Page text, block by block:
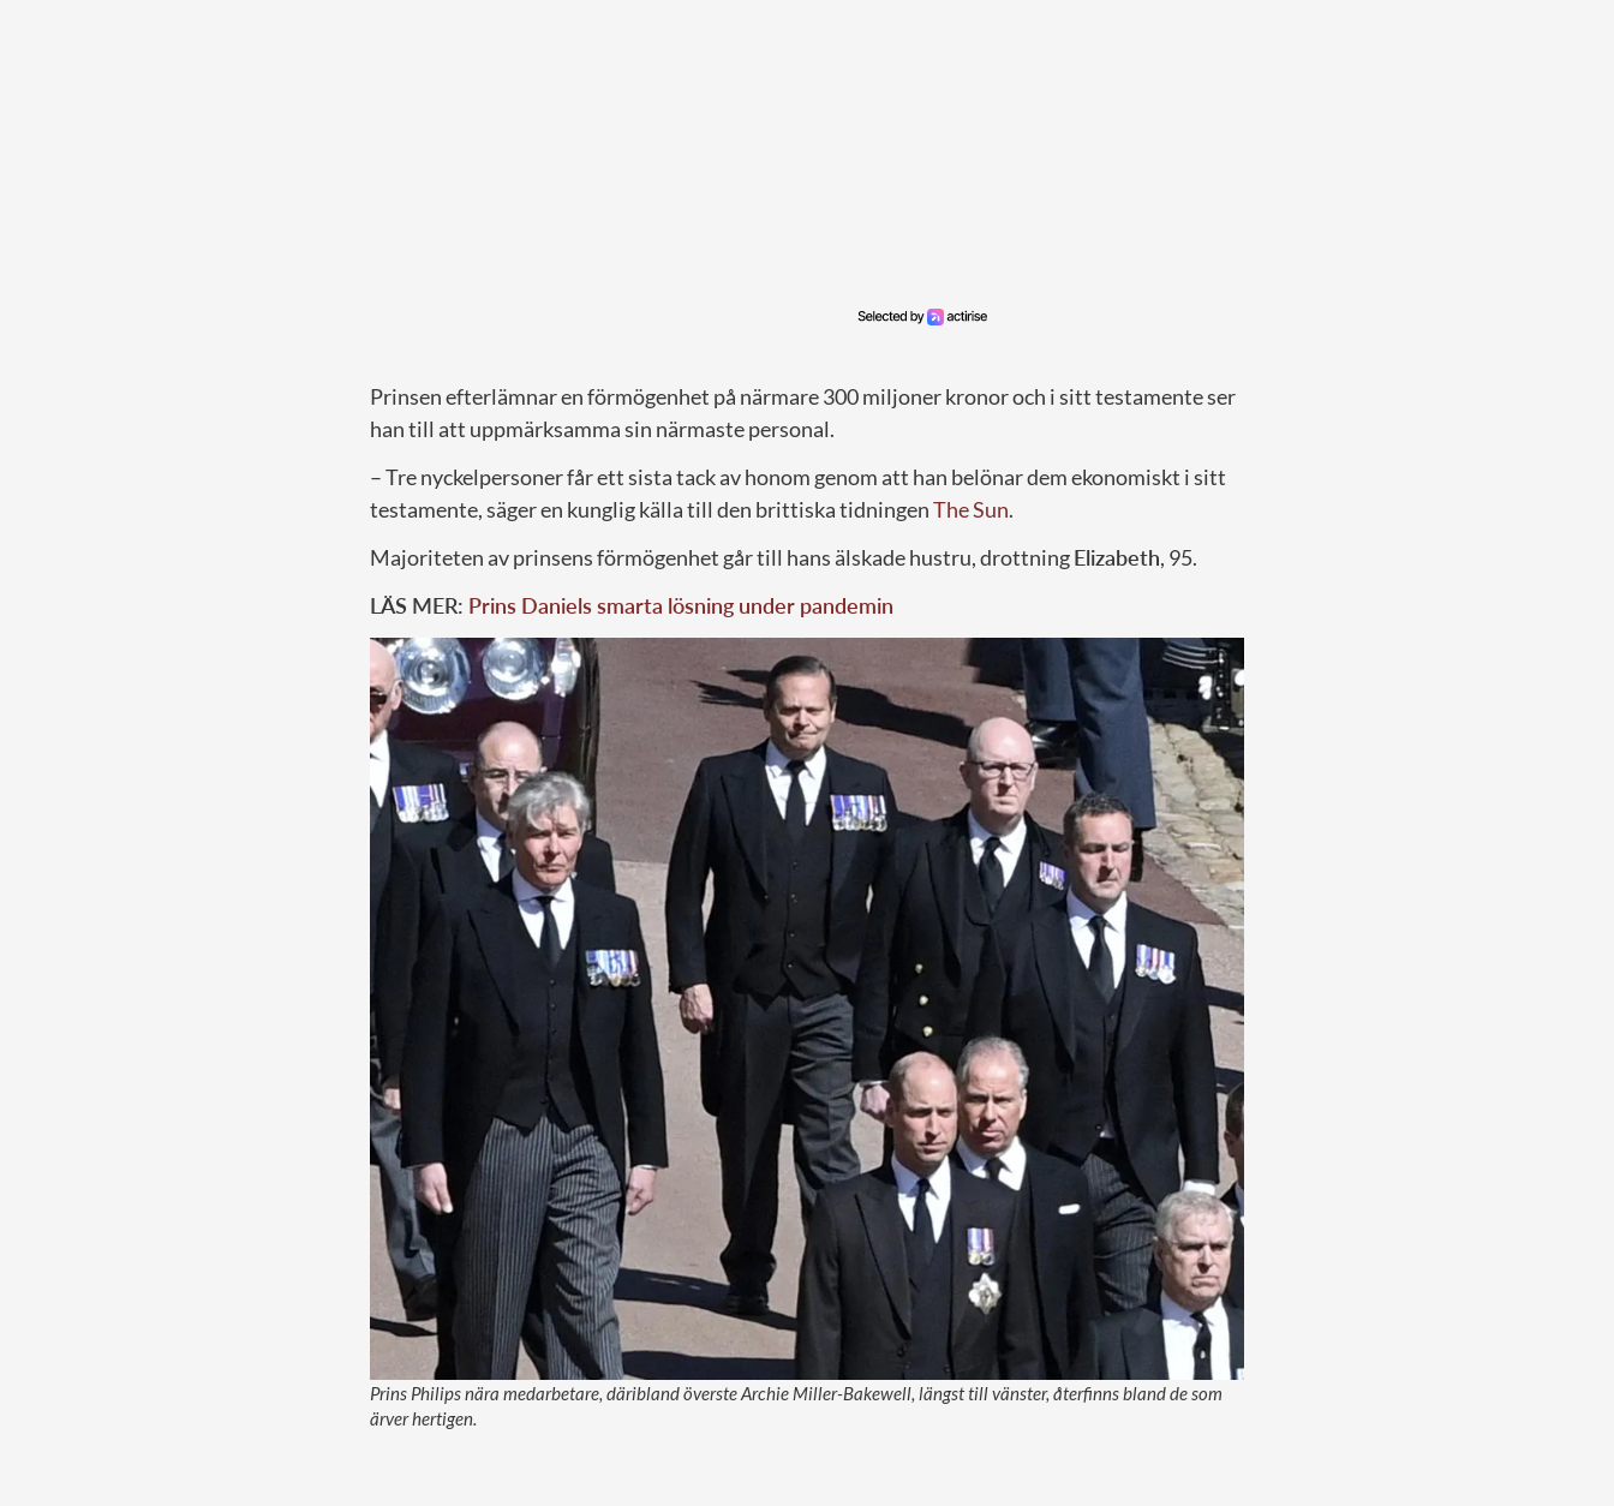
Prinsen efterlämnar en förmögenhet på närmare 300 miljoner kronor och i sitt testamente ser
han till att uppmärksamma sin närmaste personal.
– Tre nyckelpersoner får ett sista tack av honom genom att han belönar dem ekonomiskt i sitt
testamente, säger en kunglig källa till den brittiska tidningenThe Sun.
Majoriteten av prinsens förmögenhet går till hans älskade hustru, drottningElizabeth, 95.
LÄS MER: Prins Daniels smarta lösning under pandemin
Prins Philips nära medarbetare, däribland överste Archie Miller-Bakewell, längst till vänster, återfinns bland de som
ärver hertigen.